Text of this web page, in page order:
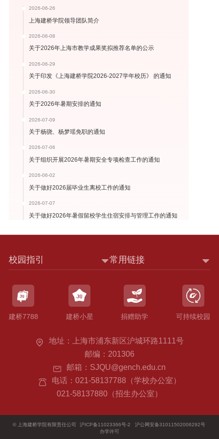
2026-06-26
上海建桥学院领导团队简介
2026-06-08
关于2026年上海市教学成果奖拟推荐名单的公示
2026-06-29
关于印发《上海建桥学院2026-2027学年校历》 的通知
2026-06-30
关于2026年暑期安排的通知
2026-07-09
关于杨骁、杨梦瑶免职的通知
2026-07-06
关于组织开展2026年暑期安全专项检查工作的通知
2026-06-02
关于做好2026届毕业生离校工作的通知
2026-07-07
关于做好2026年暑假留校学生住宿安排与管理工作的通知
地址：上海市浦东新区沪城环路1111号
邮编：201306
邮箱：SJQU@gench.edu.cn
电话：021-58137788（学校办公室）
021-58137880（招生办公室）
校园指引 常用链接
建桥7788 建桥小星 捐赠助学 可持续校园
© 上海建桥学院有限责任公司 沪ICP备11023366号-2
沪公网安备31011502006292号
办学许可